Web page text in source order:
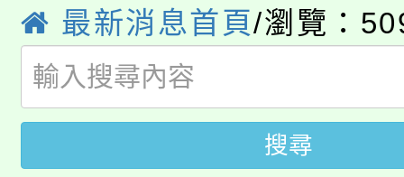
局官網。
8月14至27日，桃園電
開!
115年桃園市運動會8/
田徑場及游泳池舉行。
桃園市低收入戶享有免
視費優惠，中低收入戶
大園自造教育及科技
最新消息首頁/瀏覽：
搜尋